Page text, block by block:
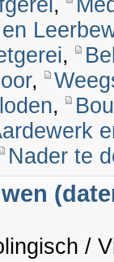
,
,
,
,
Nader te
/